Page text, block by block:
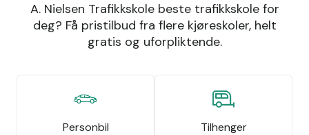
A. Nielsen Trafikkskole beste trafikkskole for
deg? Få pristilbud fra flere kjøreskoler, helt
gratis og uforpliktende.
Personbil Tilhenger